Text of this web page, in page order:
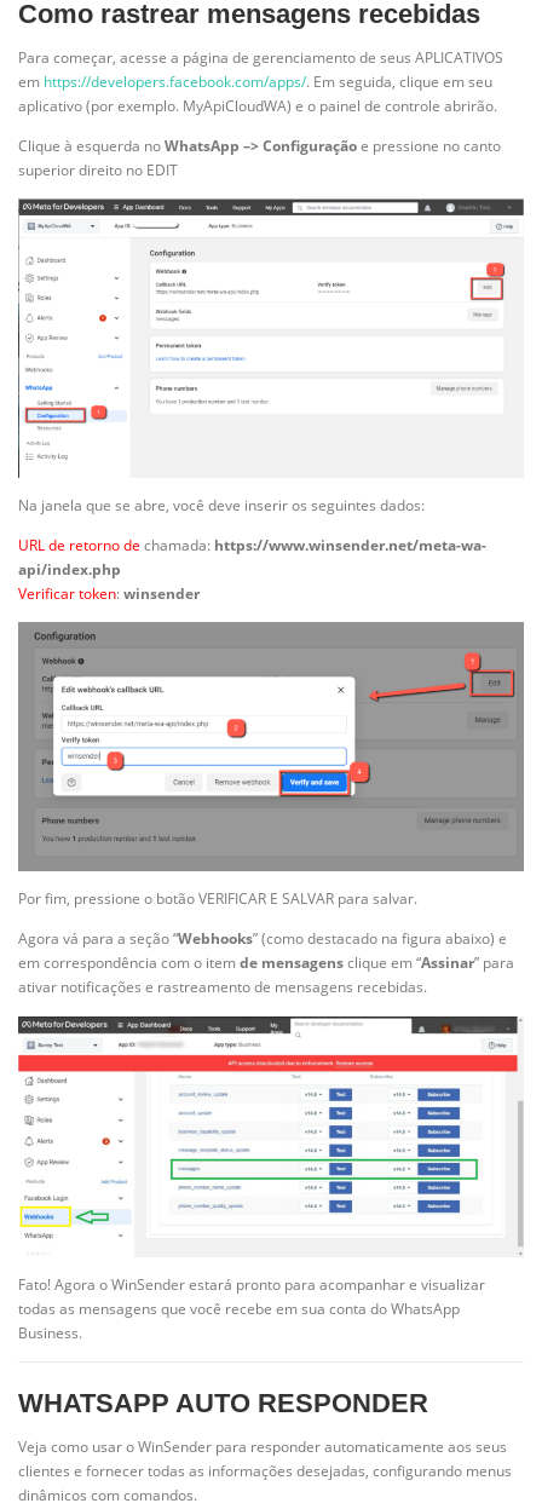
Como rastrear mensagens recebidas
Para começar, acesse a página de gerenciamento de seus APLICATIVOS
em https://developers.facebook.com/apps/. Em seguida, clique em seu
aplicativo (por exemplo. MyApiCloudWA) e o painel de controle abrirão.
Clique à esquerda noWhatsApp –> Configuraçãoe pressione no canto
superior direito no EDIT
Na janela que se abre, você deve inserir os seguintes dados:
URL de retorno de chamada: https://www.winsender.net/meta-wa-
api/index.php
Verificar token:winsender
Por fim, pressione o botão VERIFICAR E SALVAR para salvar.
Agora vá para a seção “Webhooks” (como destacado na figura abaixo) e
em correspondência com o itemde mensagensclique em “Assinar” para
ativar notificações e rastreamento de mensagens recebidas.
Fato! Agora o WinSender estará pronto para acompanhar e visualizar
todas as mensagens que você recebe em sua conta do WhatsApp
Business.
WHATSAPP AUTO RESPONDER
Veja como usar o WinSender para responder automaticamente aos seus
clientes e fornecer todas as informações desejadas, configurando menus
dinâmicos com comandos.